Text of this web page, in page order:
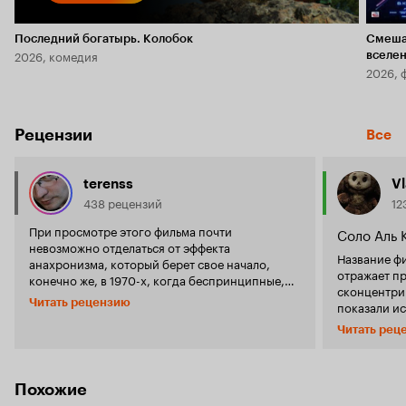
Последний богатырь. Колобок
2026, комедия
2026,
Рецензии Все
terenss
438 рецензий
При просмотре этого фильма почти
невозможно отделаться от эффекта
анахронизма, который берет свое начало,
конечно же, в 1970-х, когда беспринципные,
злые и очень плохие 'славные парни' времен
'сухого закона' окончательно забронзовели, а
мафиозной верхушки, то именно вот в таком
Читать рецензию
Соло Аль
Название
отражает
показали
чертах
людьми. История эта начинается с приездом
Читать
Похожие